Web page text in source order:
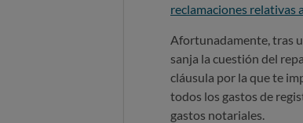
reclamaciones relativas
Afortunadamente, tras
sanja la cuestión del
cláusula por la que te
todos los gastos de
gastos notariales.